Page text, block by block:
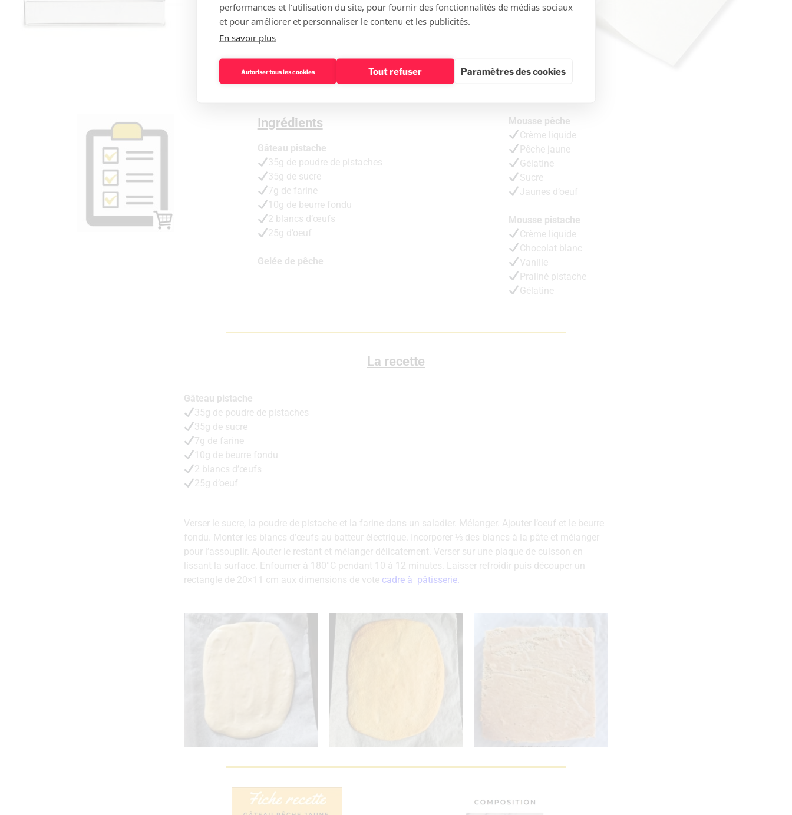
Ingrédients
Gâteau pistache
35g de poudre de pistaches
35g de sucre
7g de farine
10g de beurre fondu
2 blancs d’œufs
25g d’oeuf
Gelée de pêche
Mousse pêche
Crème liquide
Pêche jaune
Gélatine
Sucre
Jaunes d’oeuf
Mousse pistache
Crème liquide
Chocolat blanc
Vanille
Praliné pistache
Gélatine
La recette
Gâteau pistache
35g de poudre de pistaches
35g de sucre
7g de farine
10g de beurre fondu
2 blancs d’œufs
25g d’oeuf
Verser le sucre, la poudre de pistache et la farine dans un saladier. Mélanger. Ajouter l’oeuf et le beurre
fondu. Monter les blancs d’œufs au batteur électrique. Incorporer ⅓ des blancs à la pâte et mélanger
pour l’assouplir. Ajouter le restant et mélanger délicatement. Verser sur une plaque de cuisson en
lissant la surface. Enfourner à 180°C pendant 10 à 12 minutes. Laisser refroidir puis découper un
rectangle de 20×11 cm aux dimensions de vote cadre à pâtisserie.
performances et l'utilisation du site, pour fournir des fonctionnalités de médias sociaux
et pour améliorer et personnaliser le contenu et les publicités.
En savoir plus
Autoriser tous les cookies Tout refuser Paramètres des cookies